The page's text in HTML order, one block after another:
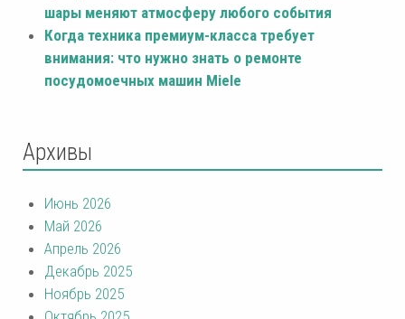
шары меняют атмосферу любого события
Когда техника премиум-класса требует
внимания: что нужно знать о ремонте
посудомоечных машин Miele
Архивы
Июнь 2026
Май 2026
Апрель 2026
Декабрь 2025
Ноябрь 2025